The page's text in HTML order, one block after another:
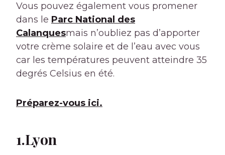
Vous pouvez également vous promener
dans le Parc National des
Calanquesmais n’oubliez pas d’apporter
votre crème solaire et de l’eau avec vous
car les températures peuvent atteindre 35
degrés Celsius en été.
Préparez-vous ici.
1.Lyon